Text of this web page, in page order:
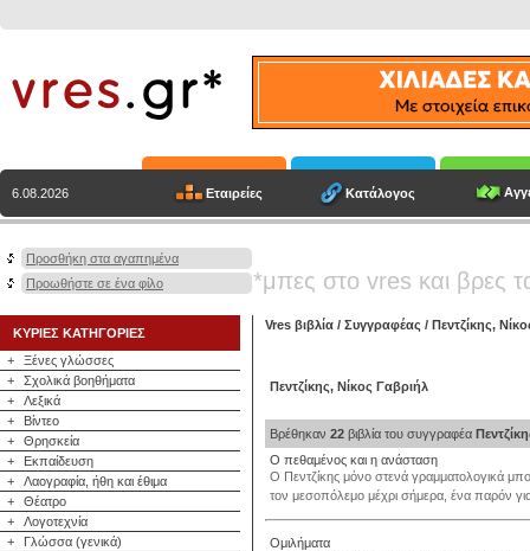
6.08.2026 Εταιρείες Κατάλογος
Προσθήκη στα αγαπημένα
Προωθήστε σε ένα φίλο
*μπες στο vres και βρες
ΚΥΡΙΕΣ ΚΑΤΗΓΟΡΙΕΣ
+
Ξένες γλώσσες
+
Σχολικά βοηθήματα
+
Λεξικά
+
Βίντεο
+
Θρησκεία
+
Εκπαίδευση
+
Λαογραφία, ήθη και έθιμα
+
Θέατρο
+
Λογοτεχνία
+
Γλώσσα (γενικά)
Vres βιβλία / Συγγραφέας / Πεντζίκης,
Πεντζίκης, Νίκος Γαβριήλ
Βρέθηκαν 22 βιβλία του συγγραφέα
Ο πεθαμένος και η ανάσταση
Ο Πεντζίκης μόνο στενά γραμματολογικά
τον μεσοπόλεμο μέχρι σήμερα, ένα παρόν
Ομιλήματα